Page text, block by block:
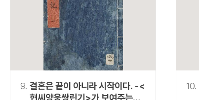
9. 결혼은 끝이 아니라 시작이다. -<
10.